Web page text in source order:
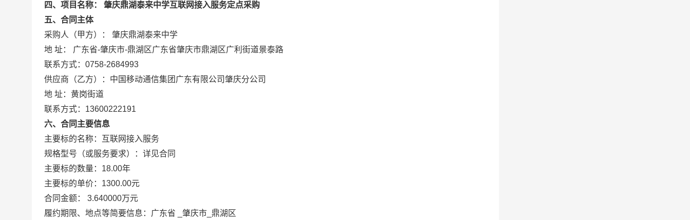
四、项目名称： 肇庆鼎湖泰来中学互联网接入服务定点采购
五、合同主体
采购人（甲方）： 肇庆鼎湖泰来中学
地 址： 广东省-肇庆市-鼎湖区广东省肇庆市鼎湖区广利街道景泰路
联系方式：0758-2684993
供应商（乙方）：中国移动通信集团广东有限公司肇庆分公司
地 址：黄岗街道
联系方式：13600222191
六、合同主要信息
主要标的名称：互联网接入服务
规格型号（或服务要求）：详见合同
主要标的数量：18.00年
主要标的单价：1300.00元
合同金额： 3.640000万元
履约期限、地点等简要信息：广东省 _肇庆市_鼎湖区